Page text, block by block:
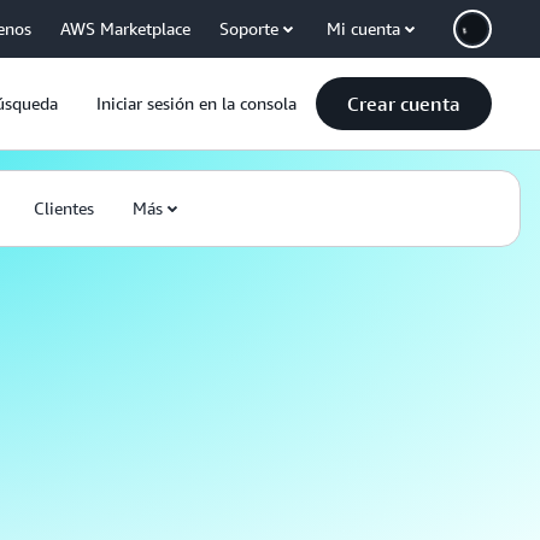
AWS Marketplace Soporte Mi cuenta
Iniciar sesión en la consola Crear cuenta
Clientes Más